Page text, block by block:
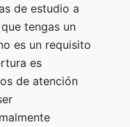
de estudio a
tengas un
es un requisito
es
de atención